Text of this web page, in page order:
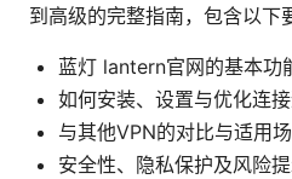
到高级的完整指南，包含以下
蓝灯 lantern官网的基本功
如何安装、设置与优化连
与其他VPN的对比与适用
安全性、隐私保护及风险